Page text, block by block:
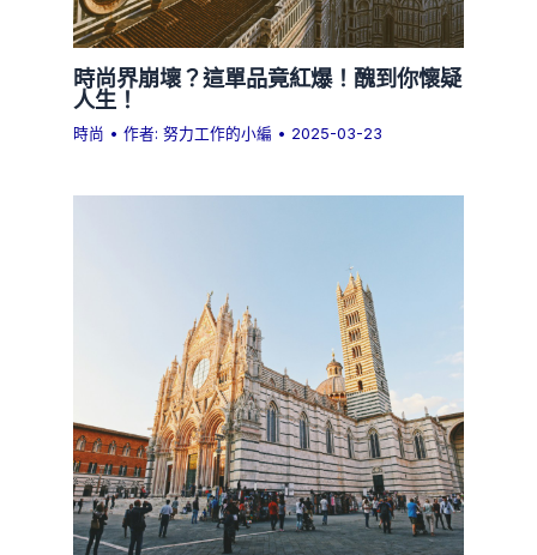
時尚界崩壞？這單品竟紅爆！醜到你懷疑
人生！
時尚 • 作者:努力工作的小編 • 2025-03-23